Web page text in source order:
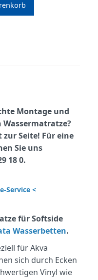
Montage und
Seite! Für eine
Sie uns
18 0.
Service <
für Softside
Wasserbetten.
für Akva
sich durch Ecken
Vinyl wie